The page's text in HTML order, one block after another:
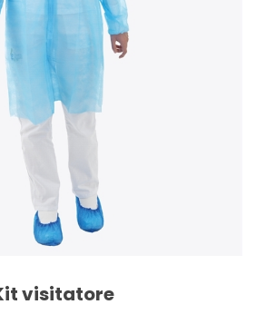
visitatore